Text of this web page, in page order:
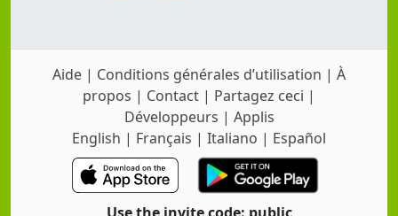
Aide | Conditions générales d’utilisation | À
propos | Contact | Partagez ceci |
Développeurs | Applis
English | Français | Italiano | Español